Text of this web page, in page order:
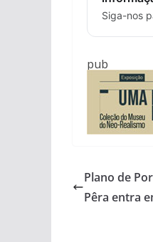
Siga-nos
pub
Plano de
Pêra entra